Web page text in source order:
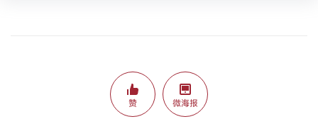
赞 微海报